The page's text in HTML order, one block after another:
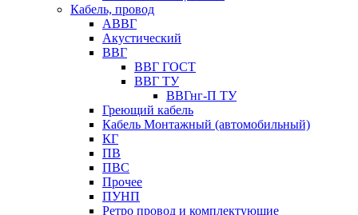
Кабель, провод
АВВГ
Акустический
ВВГ
ВВГ ГОСТ
ВВГ ТУ
ВВГнг-П ТУ
Греющий кабель
Кабель Монтажный (автомобильный)
КГ
ПВ
ПВС
Прочее
ПУНП
Ретро провод и комплектующие